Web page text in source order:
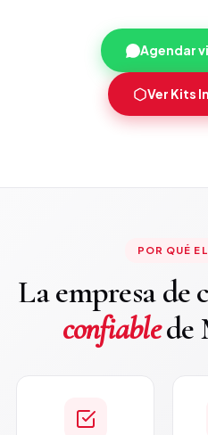
Agendar
Ver Kits
POR QUÉ
La empresa de
confiablede